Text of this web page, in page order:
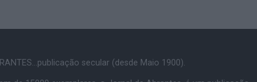
secular (desde Maio 1900).